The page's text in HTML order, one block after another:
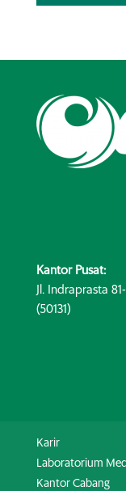
Kantor Pusat:
Jl. Indraprasta
(50131)
Karir
Laboratorium
Kantor Cabang